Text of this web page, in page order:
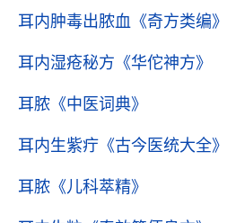
耳内肿毒出脓血 《奇方类编》
耳内湿疮秘方 《华佗神方》
耳脓 《中医词典》
耳内生紫疔 《古今医统大全》
耳脓 《儿科萃精》